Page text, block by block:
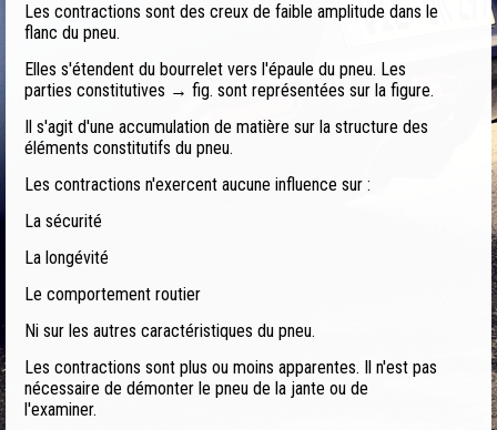
Les contractions sont des creux de faible amplitude dans le
flanc du pneu.
Elles s'étendent du bourrelet vers l'épaule du pneu. Les
parties constitutives → fig. sont représentées sur la figure.
Il s'agit d'une accumulation de matière sur la structure des
éléments constitutifs du pneu.
Les contractions n'exercent aucune influence sur :
La sécurité
La longévité
Le comportement routier
Ni sur les autres caractéristiques du pneu.
Les contractions sont plus ou moins apparentes. Il n'est pas
nécessaire de démonter le pneu de la jante ou de
l'examiner.